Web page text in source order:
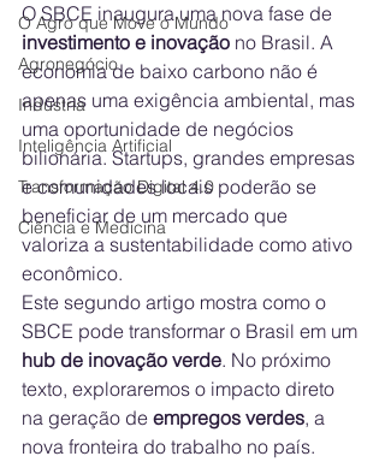
O Agro que Move o Mundo
Agronegócio
Indústria
Inteligência Artificial
Transformação Digital 4.0
Ciência e Medicina
O SBCE inaugura uma nova fase de
investimento e inovação no Brasil. A
economia de baixo carbono não é
apenas uma exigência ambiental, mas
uma oportunidade de negócios
bilionária. Startups, grandes empresas
e comunidades locais poderão se
beneficiar de um mercado que
valoriza a sustentabilidade como ativo
econômico.
Este segundo artigo mostra como o
SBCE pode transformar o Brasil em um
hub de inovação verde. No próximo
texto, exploraremos o impacto direto
na geração de empregos verdes, a
nova fronteira do trabalho no país.